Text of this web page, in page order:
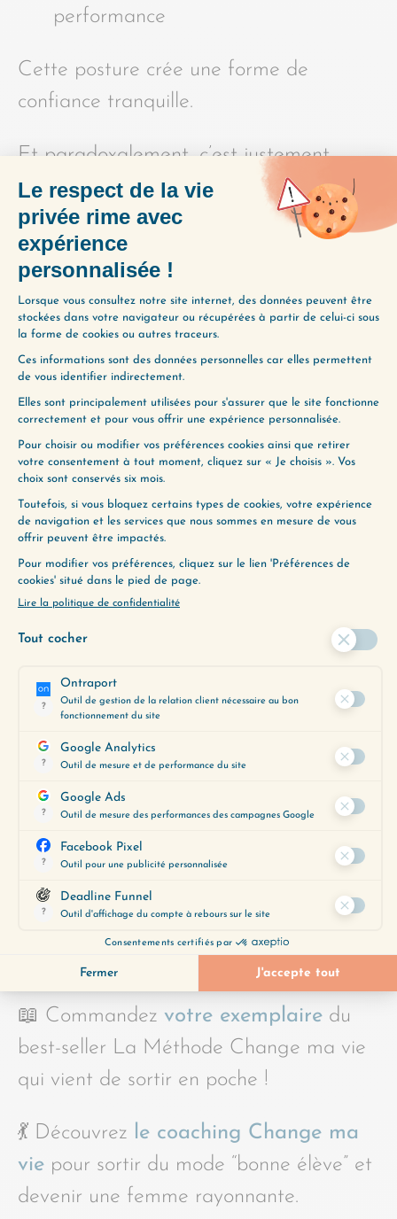
performance
Cette posture crée une forme de
confiance tranquille.
Et paradoxalement, c’est justement
cette tranquillité qui inspire le plus
naturellement la confiance et le respect
chez les autres.
CE QUE VOUS ALLEZ
RETENIR DE CET ÉPISODE
Pourquoi le besoin de prouver votre
valeur est si répandu
Comment ce mécanisme influence
vos conversations et vos relations
Pourquoi essayer de prouver votre
valeur peut produire l’effet inverse
Comment retrouver une confiance
intérieure fondée sur vos propres
standards
POUR ALLER PLUS LOIN
💌Inscrivez-vous à la newsletter de
Change ma viepour recevoir de
l’inspiration, mes prises de conscience
chaque jeudi.
📖 Commandez votre exemplaire du
best-seller La Méthode Change ma vie
qui vient de sortir en poche !
💃 Découvrez
le coaching Change ma
vie pour sortir du mode “bonne élève” et
devenir une femme rayonnante.